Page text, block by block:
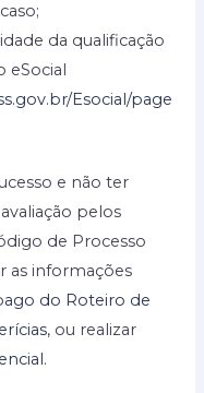
da qualificação
eSocial
Esocial/page
e não ter
pelos
de Processo
as informações
do Roteiro de
, ou realizar
.